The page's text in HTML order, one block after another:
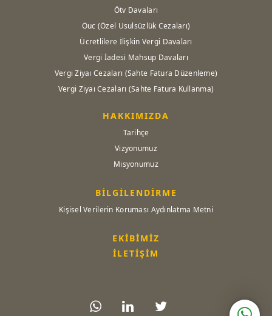
Ötv Davaları
Öuc (Özel Usulsüzlük Cezaları)
Ücretlilere İlişkin Vergi Davaları
Vergi İadesi Mahsup Davaları
Vergi Ziyaı Cezaları (Sahte Fatura Düzenleme)
Vergi Ziyaı Cezaları (Sahte Fatura Kullanma)
HAKKIMIZDA
Tarihçe
Vizyonumuz
Misyonumuz
BİLGİLENDİRME
Kişisel Verilerin Koruması Aydınlatma Metni
EKİBİMİZ
İLETİŞİM